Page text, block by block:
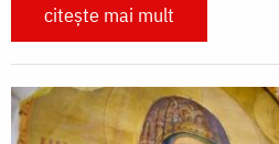
citește mai mult